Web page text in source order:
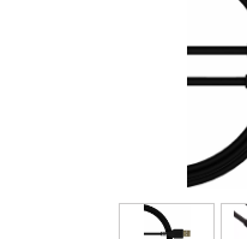
Synthés & Sampleurs